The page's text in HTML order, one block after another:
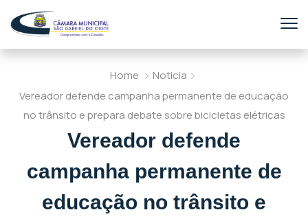
Home
Noticia
Vereador defende campanha permanente de educação
no trânsito e prepara debate sobre bicicletas elétricas
Vereador defende
campanha permanente de
educação no trânsito e